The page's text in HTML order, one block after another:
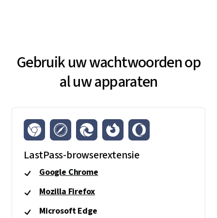
Gebruik uw wachtwoorden op
al uw apparaten
LastPass-browserextensie
Google Chrome
Mozilla Firefox
Microsoft Edge